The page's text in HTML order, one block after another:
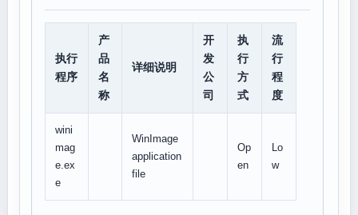
执行
程序
产
品
名
称
详细说明
开
发
公
司
执
行
方
式
流
行
程
度
wini
mag
e.ex
e
WinImage
application
file
Op
en
Lo
w